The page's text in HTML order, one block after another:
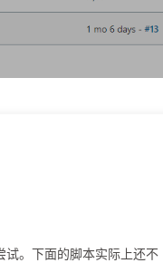
试。下面的脚本实际上还不